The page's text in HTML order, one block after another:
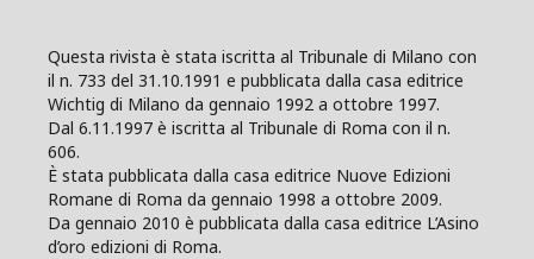
Questa rivista è stata iscritta al Tribunale di Milano con
il n. 733 del 31.10.1991 e pubblicata dalla casa editrice
Wichtig di Milano da gennaio 1992 a ottobre 1997.
Dal 6.11.1997 è iscritta al Tribunale di Roma con il n.
606.
È stata pubblicata dalla casa editrice Nuove Edizioni
Romane di Roma da gennaio 1998 a ottobre 2009.
Da gennaio 2010 è pubblicata dalla casa editrice L’Asino
d’oro edizioni di Roma.